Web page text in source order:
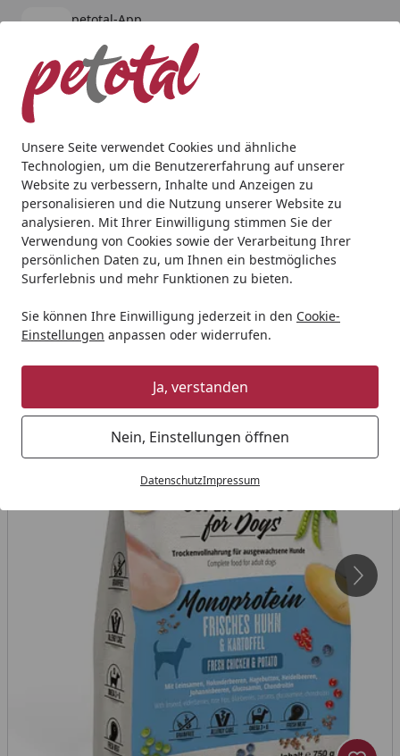
Unsere Seite verwendet Cookies und ähnliche
Technologien, um die Benutzererfahrung auf unserer
Website zu verbessern, Inhalte und Anzeigen zu
personalisieren und die Nutzung unserer Website zu
analysieren. Mit Ihrer Einwilligung stimmen Sie der
Verwendung von Cookies sowie der Verarbeitung Ihrer
persönlichen Daten zu, um Ihnen ein bestmögliches
Surferlebnis und mehr Funktionen zu bieten.
Sie können Ihre Einwilligung jederzeit in den Cookie-
Einstellungen anpassen oder widerrufen.
Ja, verstanden
Nein, Einstellungen öffnen
DatenschutzImpressum
petotal-App
kostenlos - Im App Store
Alle Produkte
Mein Konto
Suchen
Startseite
Hund Hundetrockenfutter MAC's MAC's Dog Mono
MAC's Dog Mono Huhn
Hundetrockenfutter
(4 Bewertungen)